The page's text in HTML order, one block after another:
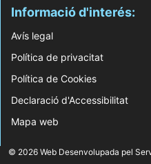
Informació d'interés:
Avís legal
Política de privacitat
Política de Cookies
Declaració d'Accessibilitat
Mapa web
© 2026 Web Desenvolupada pel